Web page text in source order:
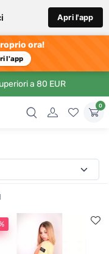
Apri l'app
ora!
l'app
a 80 EUR
0